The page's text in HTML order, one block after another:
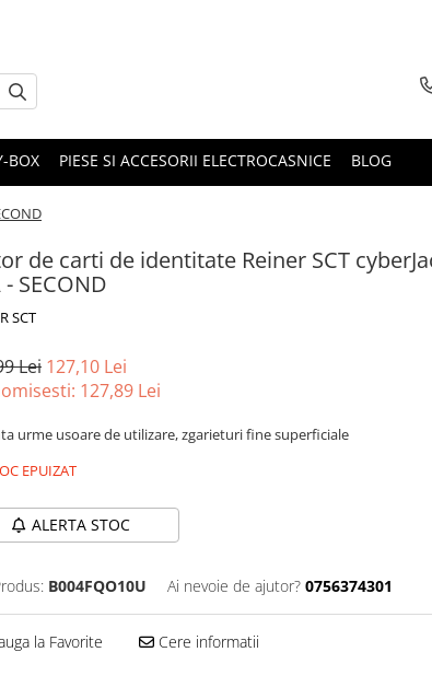
BOX PIESE SI ACCESORII ELECTROCASNICE BLOG
de carti de identitate Reiner SCT
- SECOND
SCT
Lei 127,10 Lei
127,89 Lei
urme usoare de utilizare, zgarieturi fine superficiale
EPUIZAT
ALERTA STOC
B004FQO10U Ai nevoie de ajutor? 0756374301
la Favorite Cere informatii